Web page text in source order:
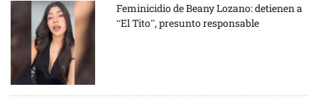
Feminicidio de Beany Lozano: detienen a
“El Tito”, presunto responsable